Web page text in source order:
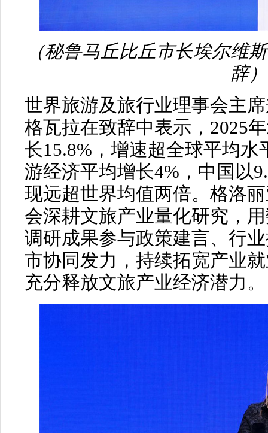
（秘鲁马丘比丘市长埃尔维
辞）
世界旅游及旅行业理事会主
格瓦拉在致辞中表示，2025
长15.8%，增速超全球平均
游经济平均增长4%，中国以
现远超世界均值两倍。格洛
会深耕文旅产业量化研究，
调研成果参与政策建言、行
市协同发力，持续拓宽产业
充分释放文旅产业经济潜力。